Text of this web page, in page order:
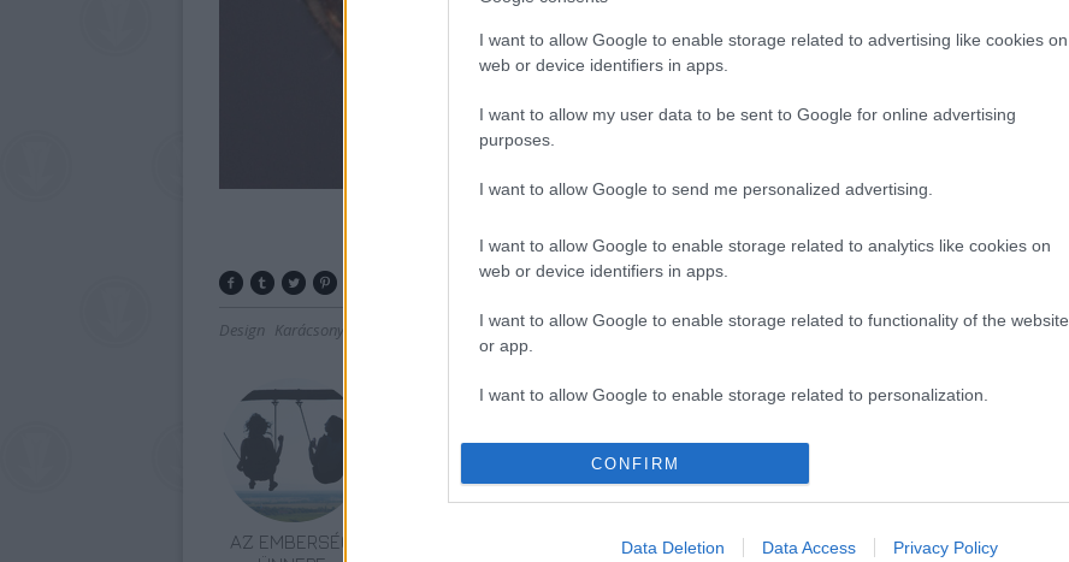
I want to allow Google to enable storage related to advertising like cookies on
web or device identifiers in apps.
I want to allow my user data to be sent to Google for online advertising
purposes.
I want to allow Google to send me personalized advertising.
I want to allow Google to enable storage related to analytics like cookies on
web or device identifiers in apps.
I want to allow Google to enable storage related to functionality of the website
or app.
I want to allow Google to enable storage related to personalization.
I want to allow Google to enable storage related to security, including
CONFIRM
Data Deletion Data Access Privacy Policy
Design Karácsony Iparművészeti Múzeum Képző
AZ EMBERSÉG
KARÁCSONYI